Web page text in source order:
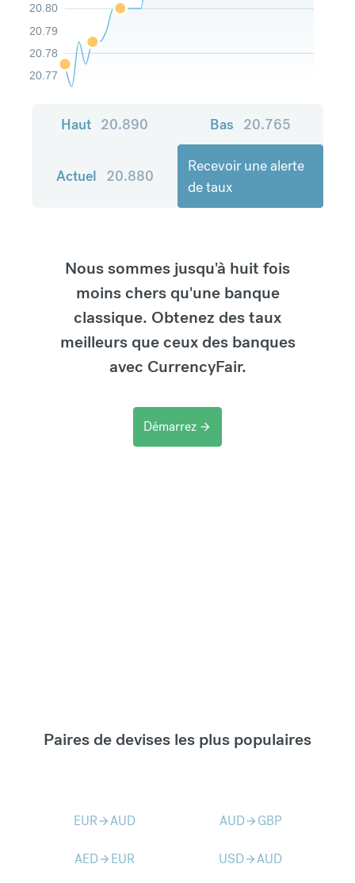
20.77
20.78
20.79
20.80
Haut 20.890 Bas 20.765
Actuel 20.880
Recevoir une alerte
de taux
Nous sommes jusqu'à huit fois
moins chers qu'une banque
classique. Obtenez des taux
meilleurs que ceux des banques
avec CurrencyFair.
Démarrez arrow_forward
Paires de devises les plus populaires
EURarrow_forwardAUD AUDarrow_forward GBP
AEDarrow_forward EUR USDarrow_forwardAUD